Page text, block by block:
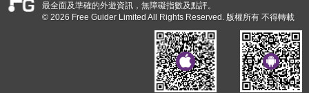
最全面及準確的外遊資訊，無障礙指數及點評。
© 2026 Free Guider Limited All Rights Reserved. 版權所有 不得轉載